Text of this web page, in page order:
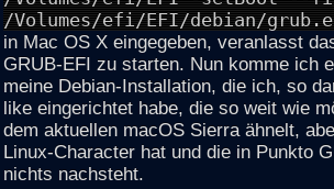
/Volumes/efi/EFI/debian/
in Mac OS X eingegeben, veranlasst
GRUB-EFI zu starten. Nun komme ich
meine Debian-Installation, die ich, so
like eingerichtet habe, die so weit wie
dem aktuellen macOS Sierra ähnelt,
Linux-Character hat und die in Punkto
nichts nachsteht.